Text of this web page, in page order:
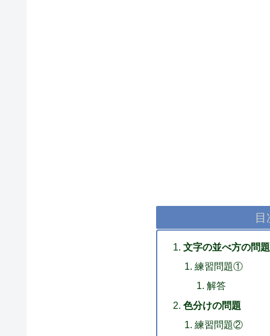
目
文字の並べ方の問題
練習問題①
解答
色分けの問題
練習問題②